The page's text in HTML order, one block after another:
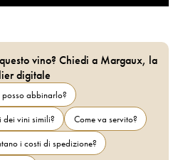
vino? Chiedi a Margaux, la
digitale
abbinarlo?
dei vini simili?
Come va servito?
i costi di spedizione?